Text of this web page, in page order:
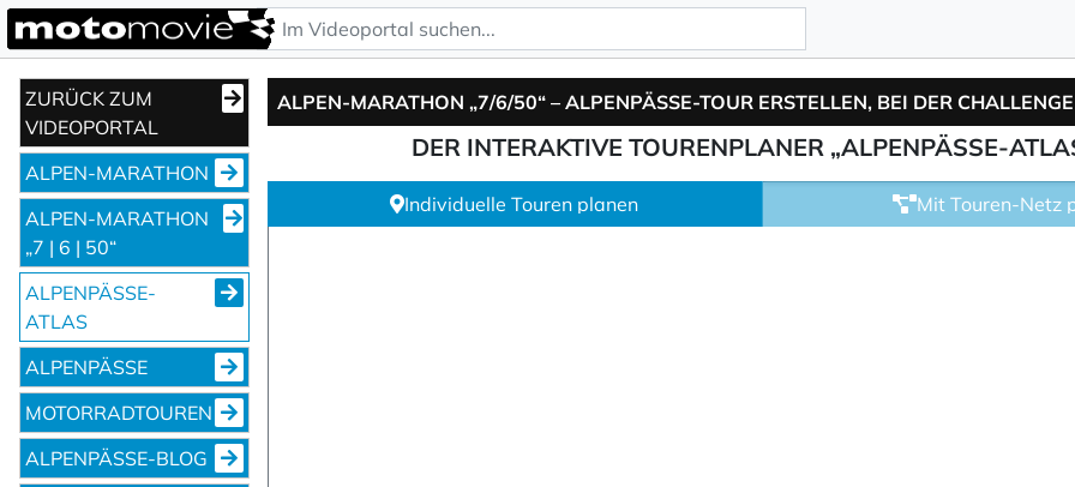
ZURÜCK ZUM
VIDEOPORTAL
ALPEN-MARATHON
ALPEN-MARATHON
„7 | 6 | 50“
ALPENPÄSSE-
ATLAS
ALPENPÄSSE
MOTORRADTOUREN
ALPENPÄSSE-BLOG
DER INTERAKTIVE TOURENPLANER „ALPENPÄSSE-
Individuelle Touren planen Mit Touren-Netz